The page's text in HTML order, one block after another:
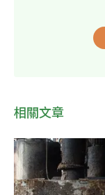
相關文章